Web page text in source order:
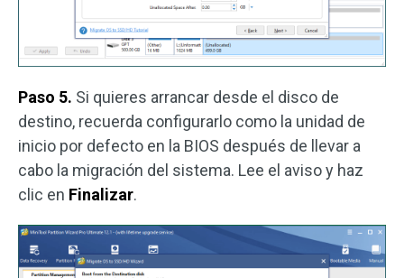
Paso 5. Si quieres arrancar desde el disco de
destino, recuerda configurarlo como la unidad de
inicio por defecto en la BIOS después de llevar a
cabo la migración del sistema. Lee el aviso y haz
clic en Finalizar.